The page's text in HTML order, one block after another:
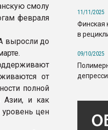
смолу
февраля
выросли до
от
полной
Азии, и как
уровень цен
11/11/2025
Финская
в
09/10/2025